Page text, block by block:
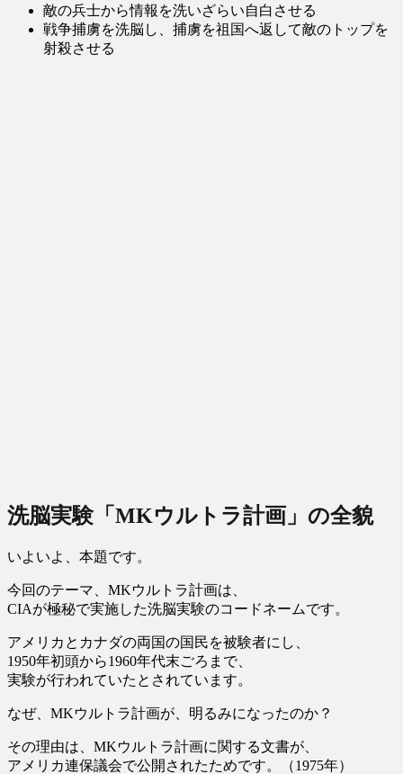
敵の兵士から情報を洗いざらい自白させる
戦争捕虜を洗脳し、捕虜を祖国へ返して敵のトップを
射殺させる
洗脳実験「MKウルトラ計画」の全貌
いよいよ、本題です。
今回のテーマ、MKウルトラ計画は、
CIAが極秘で実施した洗脳実験のコードネームです。
アメリカとカナダの両国の国民を被験者にし、
1950年初頭から1960年代末ごろまで、
実験が行われていたとされています。
なぜ、MKウルトラ計画が、明るみになったのか？
その理由は、MKウルトラ計画に関する文書が、
アメリカ連保議会で公開されたためです。（1975年）